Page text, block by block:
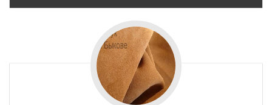
Вербилки Восход Деденево Жилево
Измайлово Икша
Красково Лесной
Лопатино Лотошино
Менделеевск Михнево
Некрасовское
Октябрьский Правдинский
Свердловск
Даю согласие на обработку персональных данных